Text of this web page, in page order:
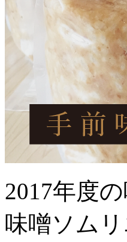
2017年度
味噌ソム